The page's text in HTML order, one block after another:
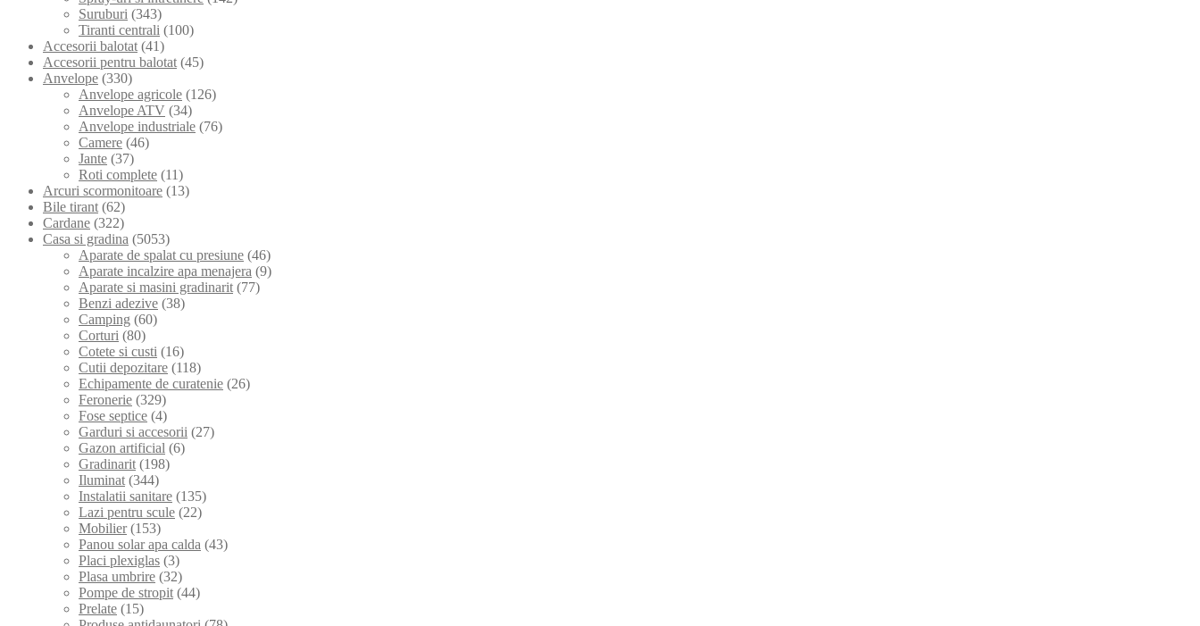
Suruburi (343)
Tiranti centrali (100)
Accesorii balotat (41)
Accesorii pentru balotat (45)
Anvelope (330)
Anvelope agricole (126)
Anvelope ATV (34)
Anvelope industriale (76)
Camere (46)
Jante (37)
Roti complete (11)
Arcuri scormonitoare (13)
Bile tirant (62)
Cardane (322)
Casa si gradina (5053)
Aparate de spalat cu presiune (46)
Aparate incalzire apa menajera (9)
Aparate si masini gradinarit (77)
Benzi adezive (38)
Camping (60)
Corturi (80)
Cotete si custi (16)
Cutii depozitare (118)
Echipamente de curatenie (26)
Feronerie (329)
Fose septice (4)
Garduri si accesorii (27)
Gazon artificial (6)
Gradinarit (198)
Iluminat (344)
Instalatii sanitare (135)
Lazi pentru scule (22)
Mobilier (153)
Panou solar apa calda (43)
Placi plexiglas (3)
Plasa umbrire (32)
Pompe de stropit (44)
Prelate (15)